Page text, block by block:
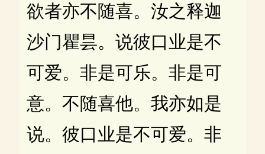
欲者亦不随喜。汝之释迦
沙门瞿昙。说彼口业是不
可爱。非是可乐。非是可
意。不随喜他。我亦如是
说。彼口业是不可爱。非